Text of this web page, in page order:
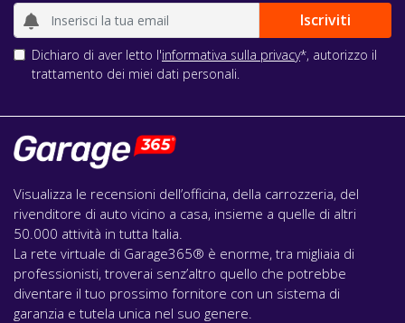
Dichiaro di aver letto l'informativa sulla privacy*, autorizzo il
trattamento dei miei dati personali.
Visualizza le recensioni dell’officina, della carrozzeria, del
rivenditore di auto vicino a casa, insieme a quelle di altri
50.000 attività in tutta Italia.
La rete virtuale di Garage365® è enorme, tra migliaia di
professionisti, troverai senz’altro quello che potrebbe
diventare il tuo prossimo fornitore con un sistema di
garanzia e tutela unica nel suo genere.